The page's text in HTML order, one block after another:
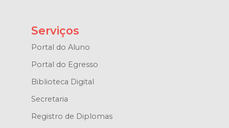
Serviços
Portal do Aluno
Portal do Egresso
Biblioteca Digital
Secretaria
Registro de Diplomas